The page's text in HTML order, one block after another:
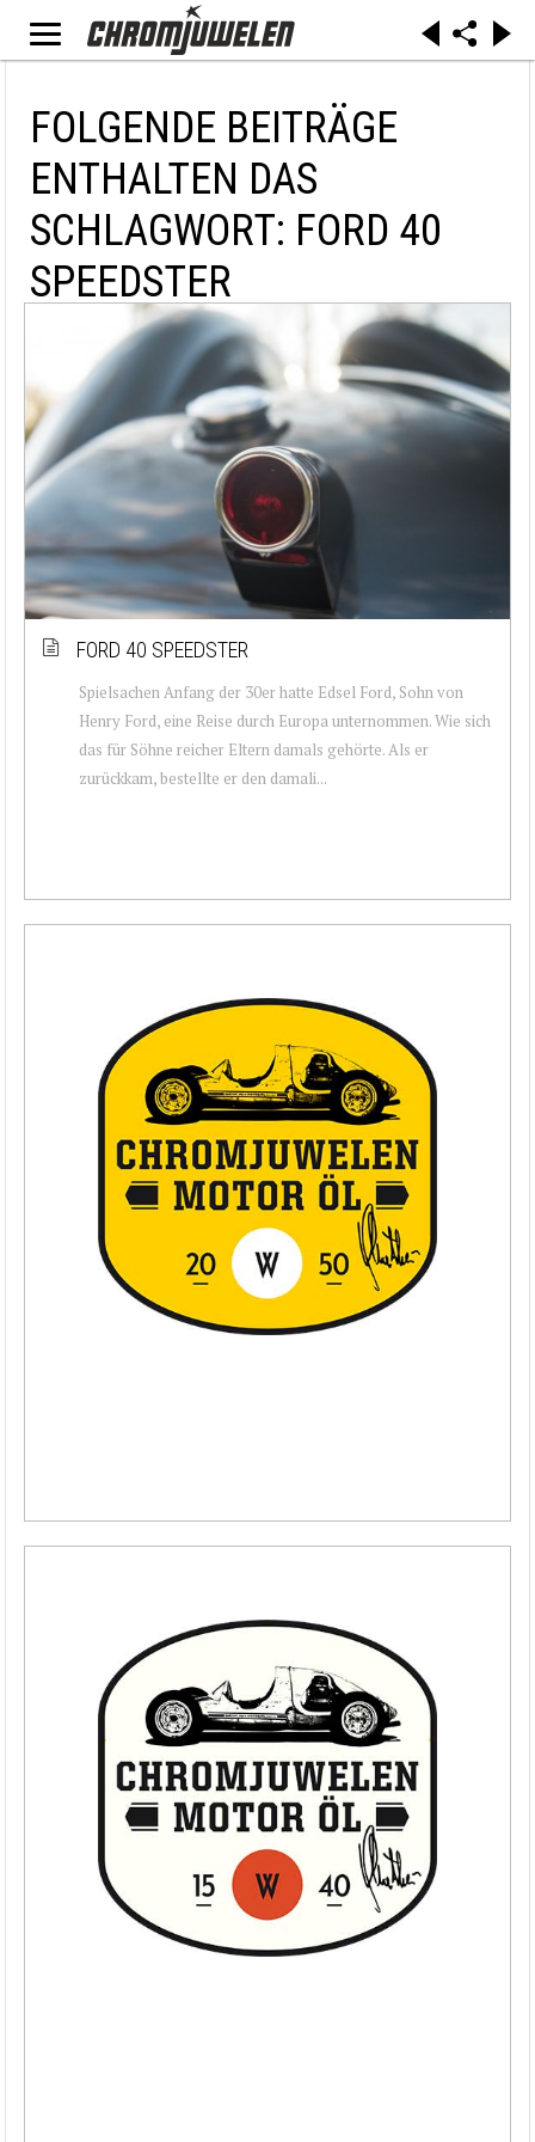
FOLGENDE BEITRÄGE
ENTHALTEN DAS
SCHLAGWORT: FORD 40
SPEEDSTER
FORD 40 SPEEDSTER
Spielsachen Anfang der 30er hatte Edsel Ford, Sohn von
Henry Ford, eine Reise durch Europa unternommen. Wie sich
das für Söhne reicher Eltern damals gehörte. Als er
zurückkam, bestellte er den damali...